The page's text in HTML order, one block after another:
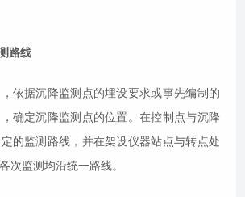
路线
依据沉降监测点的埋设要求或事先编制的
确定沉降监测点的位置。在控制点与沉降
的监测路线，并在架设仪器站点与转点处
次监测均沿统一路线。